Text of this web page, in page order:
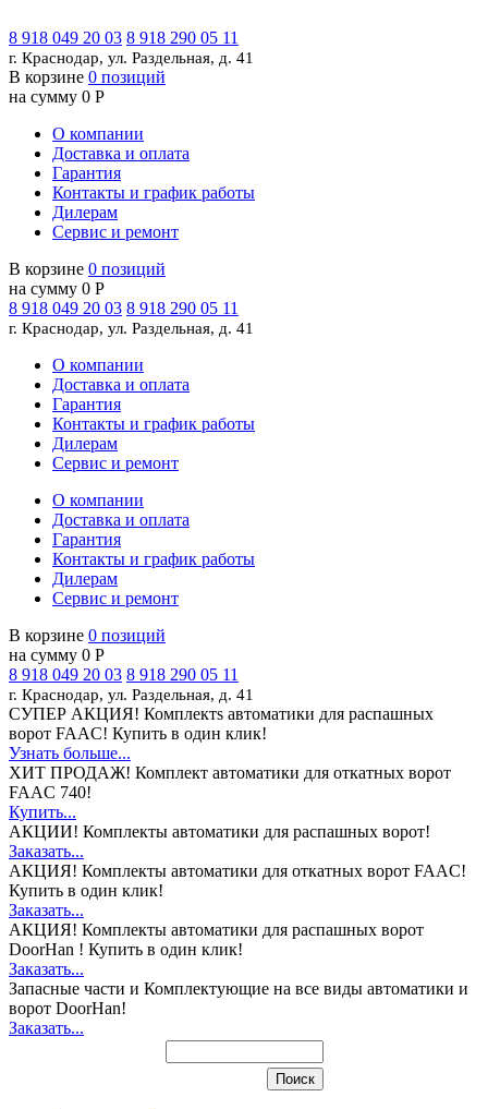
8 918 049 20 03 8 918 290 05 11
г. Краснодар, ул. Раздельная, д. 41
В корзине 0 позиций
на сумму 0 Р
О компании
Доставка и оплата
Гарантия
Контакты и график работы
Дилерам
Сервис и ремонт
В корзине 0 позиций
на сумму 0 Р
8 918 049 20 03 8 918 290 05 11
г. Краснодар, ул. Раздельная, д. 41
О компании
Доставка и оплата
Гарантия
Контакты и график работы
Дилерам
Сервис и ремонт
О компании
Доставка и оплата
Гарантия
Контакты и график работы
Дилерам
Сервис и ремонт
В корзине 0 позиций
на сумму 0 Р
8 918 049 20 03 8 918 290 05 11
г. Краснодар, ул. Раздельная, д. 41
СУПЕР АКЦИЯ! Комплектs автоматики для распашных
ворот FAAC! Купить в один клик!
Узнать больше...
ХИТ ПРОДАЖ! Комплект автоматики для откатных ворот
FAAC 740!
Купить...
АКЦИИ! Комплекты автоматики для распашных ворот!
Заказать...
АКЦИЯ! Комплекты автоматики для откатных ворот FAAC!
Купить в один клик!
Заказать...
АКЦИЯ! Комплекты автоматики для распашных ворот
DoorHan ! Купить в один клик!
Заказать...
Запасные части и Комплектующие на все виды автоматики и
ворот DoorHan!
Заказать...